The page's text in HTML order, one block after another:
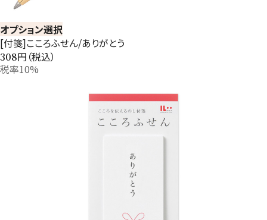
オプション選択
[付箋]こころふせん/ありがとう
308円（税込）
税率10%